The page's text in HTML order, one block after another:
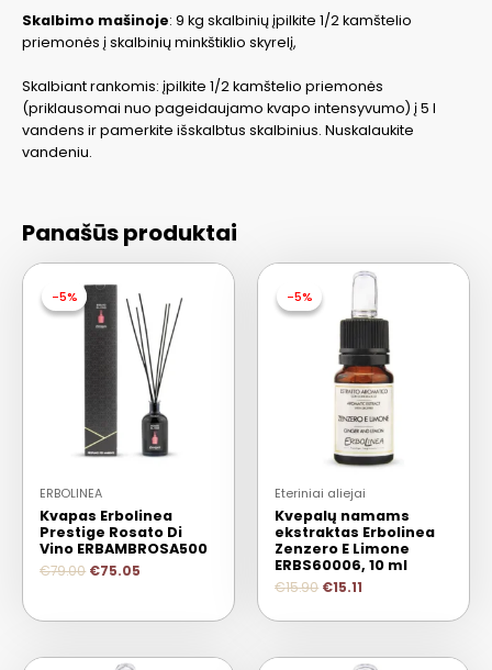
Skalbimo mašinoje: 9 kg skalbinių įpilkite 1/2 kamštelio
priemonės į skalbinių minkštiklio skyrelį,
Skalbiant rankomis: įpilkite 1/2 kamštelio priemonės
(priklausomai nuo pageidaujamo kvapo intensyvumo) į 5 l
vandens ir pamerkite išskalbtus skalbinius. Nuskalaukite
vandeniu.
Panašūs produktai
-5%
-5%
ERBOLINEA
Kvapas Erbolinea
Prestige Rosato Di
Vino ERBAMBROSA500
€79.00 €75.05
-5%
-5%
Eteriniai aliejai
Kvepalų namams
ekstraktas Erbolinea
Zenzero E Limone
ERBS60006, 10 ml
€15.90 €15.11